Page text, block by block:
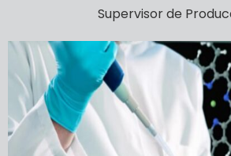
Supervisor de